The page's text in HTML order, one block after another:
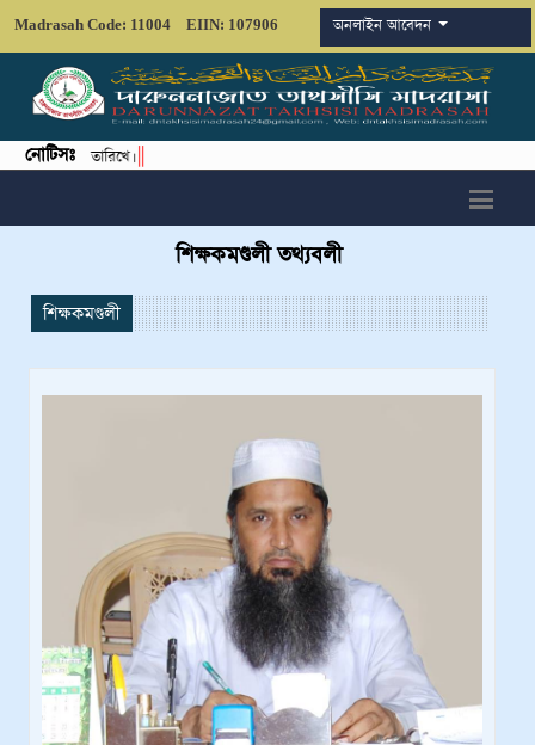
Madrasah Code: 11004 EIIN: 107906 অনলাইন আবেদন
নোটিসঃ
শিক্ষকমণ্ডলী তথ্যবলী
শিক্ষকমণ্ডলী